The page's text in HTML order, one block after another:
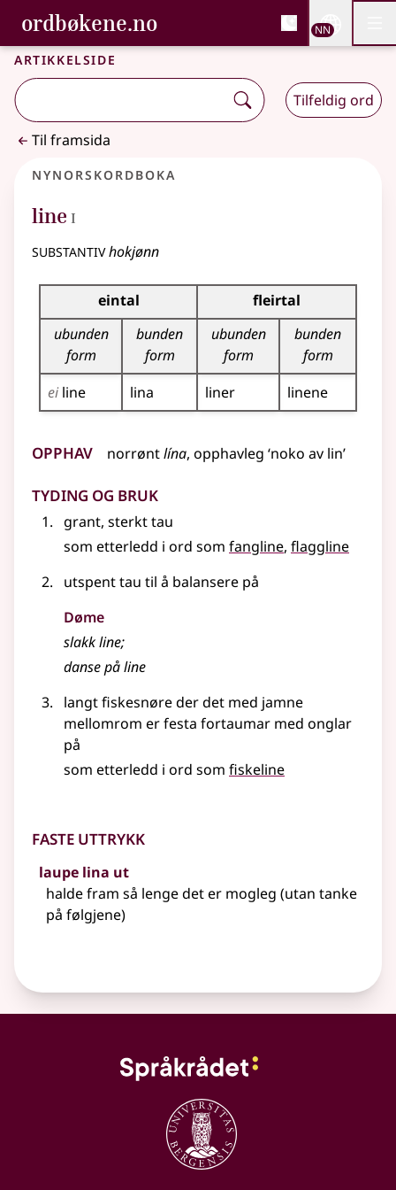
Gå til hovudinnhald
Tilgjenge
ordbøkene.no, Bokmålsordboka og
Bokmålsordboka og Nynorskordboka
NN
Artikkelside
Tilfeldig ord
Til framsida
Nynorskordboka
line 1
I
substantivhokjønn
Bøyningstabell for dette substantivet
eintal
fleirtal
ubunden
form
bunden
form
ubunden
form
bunden
form
ei line lina liner linene
Opphav norrøntlína, opphavleg ‘noko av lin’
Tyding og bruk
grant, sterkt tau
som etterledd i ord som fangline flaggline
utspent tau til å balansere på
Døme
slakk line;
danse på line
langt fiskesnøre der det med jamne
mellomrom er festa fortaumar med onglar
på
som etterledd i ord som fiskeline
Faste uttrykk
laupe lina ut
halde fram så lenge det er mogleg (utan tanke
på følgjene)